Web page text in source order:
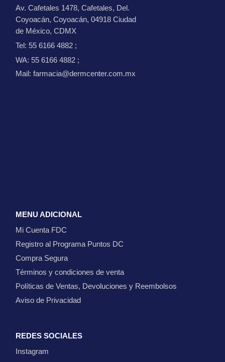
Av. Cafetales 1478, Cafetales, Del.
Coyoacán, Coyoacán, 04918 Ciudad
de México, CDMX
Tel: 55 6166 4882 ;
WA: 55 6166 4882 ;
Mail: farmacia@dermcenter.com.mx
MENU ADICIONAL
Mi Cuenta FDC
Registro al Programa Puntos DC
Compra Segura
Términos y condiciones de venta
Políticas de Ventas, Devoluciones y Reembolsos
Aviso de Privacidad
REDES SOCIALES
Instagram